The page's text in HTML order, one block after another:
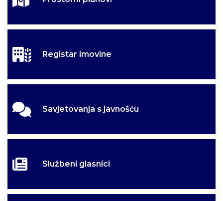
Registar imovine
Savjetovanja s javnošću
Službeni glasnici